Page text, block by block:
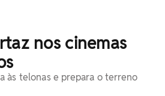
nos cinemas
às telonas e prepara o terreno